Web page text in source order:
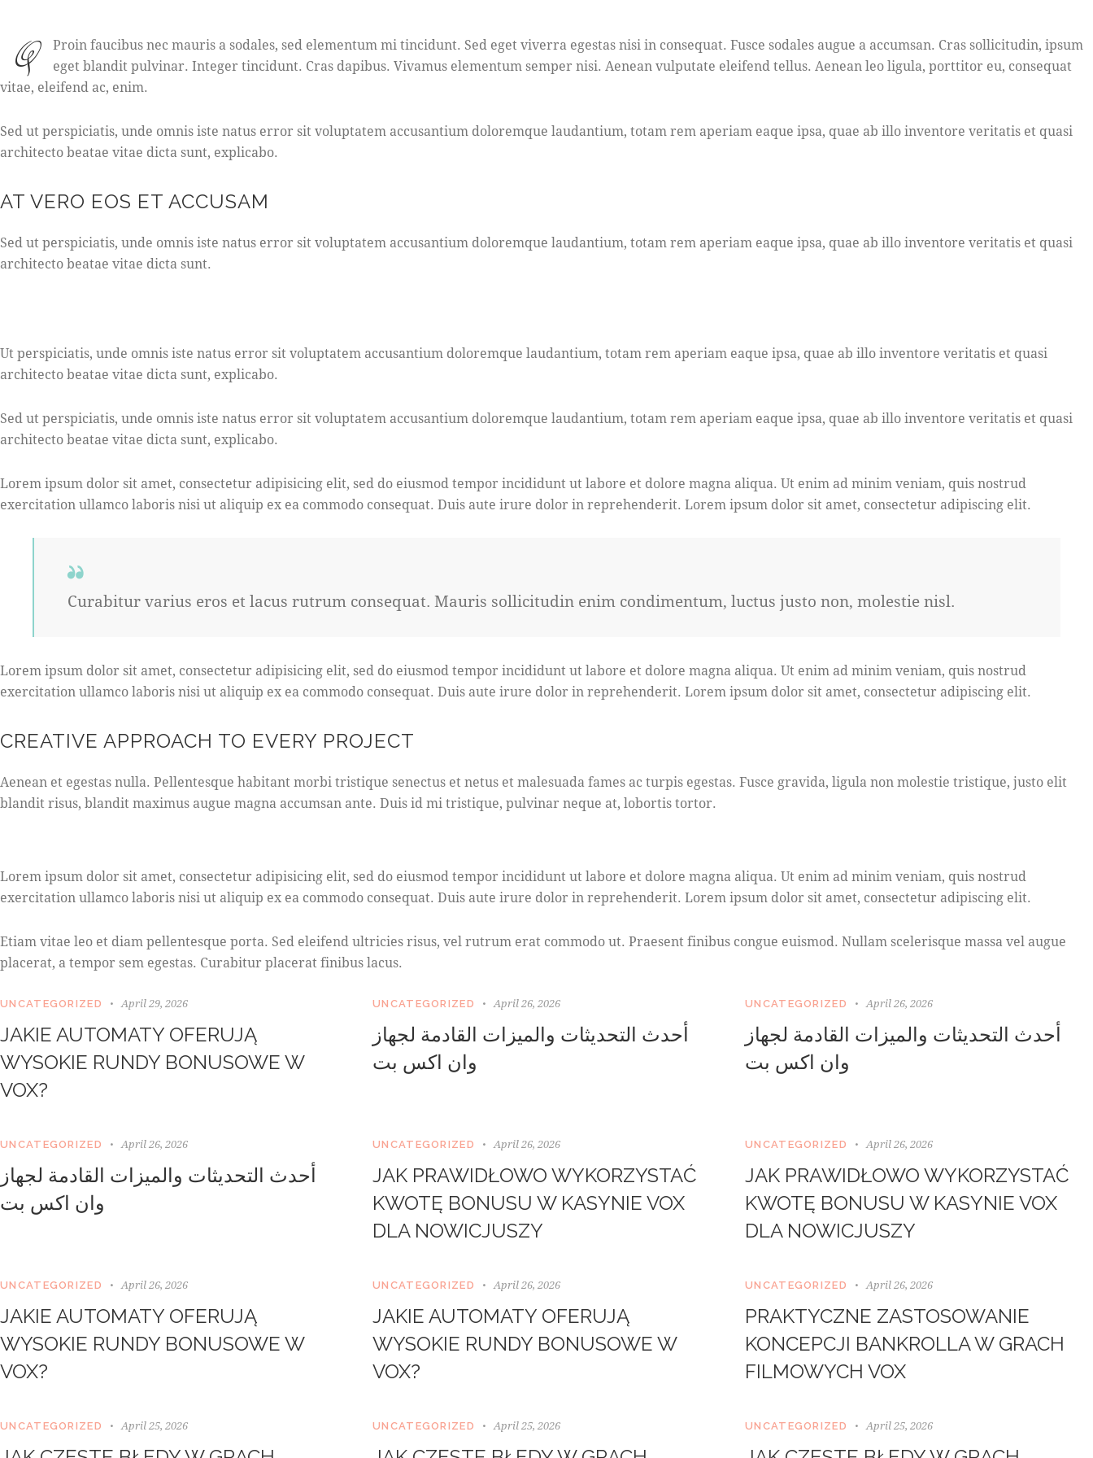
Q
Proin faucibus nec mauris a sodales, sed elementum mi tincidunt. Sed eget viverra egestas nisi in consequat. Fusce sodales augue a accumsan. Cras sollicitudin, ipsum
eget blandit pulvinar. Integer tincidunt. Cras dapibus. Vivamus elementum semper nisi. Aenean vulputate eleifend tellus. Aenean leo ligula, porttitor eu, consequat
vitae, eleifend ac, enim.
Sed ut perspiciatis, unde omnis iste natus error sit voluptatem accusantium doloremque laudantium, totam rem aperiam eaque ipsa, quae ab illo inventore veritatis et quasi
architecto beatae vitae dicta sunt, explicabo.
AT VERO EOS ET ACCUSAM
Sed ut perspiciatis, unde omnis iste natus error sit voluptatem accusantium doloremque laudantium, totam rem aperiam eaque ipsa, quae ab illo inventore veritatis et quasi
architecto beatae vitae dicta sunt.
Ut perspiciatis, unde omnis iste natus error sit voluptatem accusantium doloremque laudantium, totam rem aperiam eaque ipsa, quae ab illo inventore veritatis et quasi
architecto beatae vitae dicta sunt, explicabo.
Sed ut perspiciatis, unde omnis iste natus error sit voluptatem accusantium doloremque laudantium, totam rem aperiam eaque ipsa, quae ab illo inventore veritatis et quasi
architecto beatae vitae dicta sunt, explicabo.
Lorem ipsum dolor sit amet, consectetur adipisicing elit, sed do eiusmod tempor incididunt ut labore et dolore magna aliqua. Ut enim ad minim veniam, quis nostrud
exercitation ullamco laboris nisi ut aliquip ex ea commodo consequat. Duis aute irure dolor in reprehenderit. Lorem ipsum dolor sit amet, consectetur adipiscing elit.
Curabitur varius eros et lacus rutrum consequat. Mauris sollicitudin enim condimentum, luctus justo non, molestie nisl.
Lorem ipsum dolor sit amet, consectetur adipisicing elit, sed do eiusmod tempor incididunt ut labore et dolore magna aliqua. Ut enim ad minim veniam, quis nostrud
exercitation ullamco laboris nisi ut aliquip ex ea commodo consequat. Duis aute irure dolor in reprehenderit. Lorem ipsum dolor sit amet, consectetur adipiscing elit.
CREATIVE APPROACH TO EVERY PROJECT
Aenean et egestas nulla. Pellentesque habitant morbi tristique senectus et netus et malesuada fames ac turpis egestas. Fusce gravida, ligula non molestie tristique, justo elit
blandit risus, blandit maximus augue magna accumsan ante. Duis id mi tristique, pulvinar neque at, lobortis tortor.
t
e
t
l
k
s
g
r
n
e
s
n
e
Lorem ipsum dolor sit amet, consectetur adipisicing elit, sed do eiusmod tempor incididunt ut labore et dolore magna aliqua. Ut enim ad minim veniam, quis nostrud
exercitation ullamco laboris nisi ut aliquip ex ea commodo consequat. Duis aute irure dolor in reprehenderit. Lorem ipsum dolor sit amet, consectetur adipiscing elit.
Etiam vitae leo et diam pellentesque porta. Sed eleifend ultricies risus, vel rutrum erat commodo ut. Praesent finibus congue euismod. Nullam scelerisque massa vel augue
placerat, a tempor sem egestas. Curabitur placerat finibus lacus.
UNCATEGORIZED April 29, 2026
JAKIE AUTOMATY OFERUJĄ
WYSOKIE RUNDY BONUSOWE W
VOX?
UNCATEGORIZED April 26, 2026
أحدث التحديثات والميزات القادمة لجهاز
وان اكس بت
UNCATEGORIZED April 26, 2026
أحدث التحديثات والميزات القادمة لجهاز
وان اكس بت
UNCATEGORIZED April 26, 2026
أحدث التحديثات والميزات القادمة لجهاز
وان اكس بت
UNCATEGORIZED April 26, 2026
JAK PRAWIDŁOWO WYKORZYSTAĆ
KWOTĘ BONUSU W KASYNIE VOX
DLA NOWICJUSZY
UNCATEGORIZED April 26, 2026
JAK PRAWIDŁOWO WYKORZYSTAĆ
KWOTĘ BONUSU W KASYNIE VOX
DLA NOWICJUSZY
UNCATEGORIZED April 26, 2026
JAKIE AUTOMATY OFERUJĄ
WYSOKIE RUNDY BONUSOWE W
VOX?
UNCATEGORIZED April 26, 2026
JAKIE AUTOMATY OFERUJĄ
WYSOKIE RUNDY BONUSOWE W
VOX?
UNCATEGORIZED April 26, 2026
PRAKTYCZNE ZASTOSOWANIE
KONCEPCJI BANKROLLA W GRACH
FILMOWYCH VOX
UNCATEGORIZED April 25, 2026 UNCATEGORIZED April 25, 2026 UNCATEGORIZED April 25, 2026